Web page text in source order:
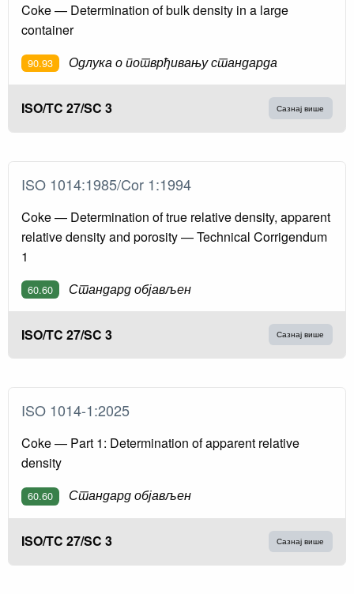
Coke — Determination of bulk density in a large
container
90.93 Одлука о потврђивању стандарда
ISO/TC 27/SC 3 Сазнај више
ISO 1014:1985/Cor 1:1994
Coke — Determination of true relative density, apparent
relative density and porosity — Technical Corrigendum
1
60.60 Стандард објављен
ISO/TC 27/SC 3 Сазнај више
ISO 1014-1:2025
Coke — Part 1: Determination of apparent relative
density
60.60 Стандард објављен
ISO/TC 27/SC 3 Сазнај више